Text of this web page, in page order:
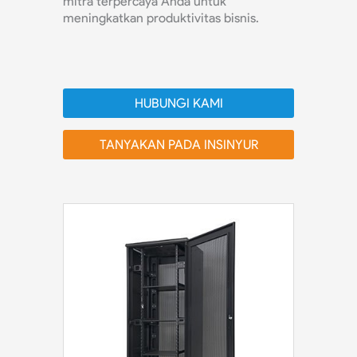
meningkatkan produktivitas bisnis.
HUBUNGI KAMI
TANYAKAN PADA INSINYUR